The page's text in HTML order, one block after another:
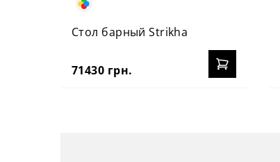
Стол барный Strikha
71430 грн.